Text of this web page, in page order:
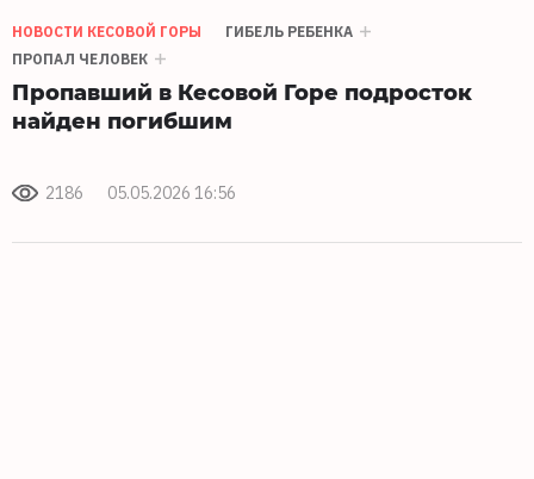
НОВОСТИ КЕСОВОЙ ГОРЫ
ГИБЕЛЬ РЕБЕНКА
ПРОПАЛ ЧЕЛОВЕК
Пропавший в Кесовой Горе подросток
найден погибшим
2186 05.05.2026 16:56